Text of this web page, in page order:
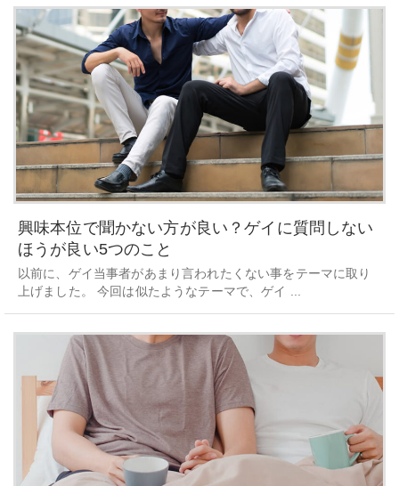
興味本位で聞かない方が良い？ゲイに質問しない
ほうが良い5つのこと
以前に、ゲイ当事者があまり言われたくない事をテーマに取り
上げました。 今回は似たようなテーマで、ゲイ ...